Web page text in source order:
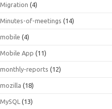
Migration (4)
Minutes-of-meetings (14)
mobile (4)
Mobile App (11)
monthly-reports (12)
mozilla (18)
MySQL (13)